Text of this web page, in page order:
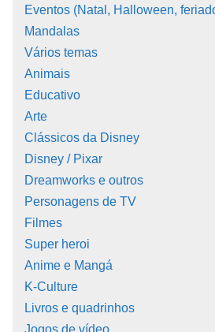
Eventos (Natal, Halloween,
Mandalas
Vários temas
Animais
Educativo
Arte
Clássicos da Disney
Disney / Pixar
Dreamworks e outros
Personagens de TV
Filmes
Super heroi
Anime e Mangá
K-Culture
Livros e quadrinhos
Jogos de vídeo